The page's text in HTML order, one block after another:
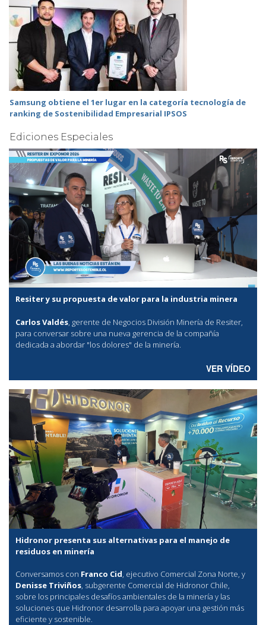
Samsung obtiene el 1er lugar en la categoría tecnología de
ranking de Sostenibilidad Empresarial IPSOS
Ediciones Especiales
Resiter y su propuesta de valor para la industria minera
Carlos Valdés, gerente de Negocios División Minería de Resiter,
para conversar sobre una nueva gerencia de la compañía
dedicada a abordar "los dolores" de la minería.
VER VÍDEO
Hidronor presenta sus alternativas para el manejo de
residuos en minería
Conversamos con Franco Cid, ejecutivo Comercial Zona Norte, y
Denisse Triviños, subgerente Comercial de Hidronor Chile,
sobre los principales desafíos ambientales de la minería y las
soluciones que Hidronor desarrolla para apoyar una gestión más
eficiente y sostenible.